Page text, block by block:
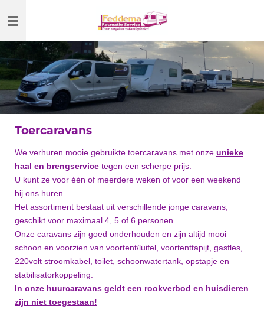
direct
hoofdinhoud
Toercaravans
We verhuren mooie gebruikte toercaravans met onze unieke
haal en brengservice tegen een scherpe prijs.
U kunt ze voor één of meerdere weken of voor een weekend
bij ons huren.
Het assortiment bestaat uit verschillende jonge caravans,
geschikt voor maximaal 4, 5 of 6 personen.
Onze caravans zijn goed onderhouden en zijn altijd mooi
schoon en voorzien van voortent/luifel, voortenttapijt, gasfles,
220volt stroomkabel, toilet, schoonwatertank, opstapje en
stabilisatorkoppeling.
In onze huurcaravans geldt een rookverbod en huisdieren
zijn niet toegestaan!